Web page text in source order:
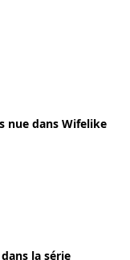
nue dans Wifelike
la série